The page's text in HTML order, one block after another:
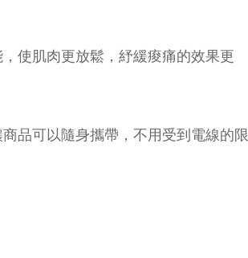
使肌肉更放鬆，紓緩痠痛的效果更
品可以隨身攜帶，不用受到電線的限